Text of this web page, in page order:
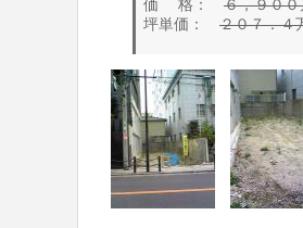
価 格： ６，９００
坪単価： ２０７．４